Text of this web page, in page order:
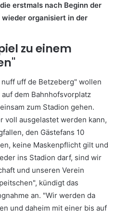
erstmals nach Beginn der
organisiert in der
zu einem
uff de Betzeberg" wollen
dem Bahnhofsvorplatz
zum Stadion gehen.
voll ausgelastet werden kann,
den Gästefans 10
keine Maskenpflicht gilt und
ins Stadion darf, sind wir
und unseren Verein
kündigt das
an. "Wir werden da
und daheim mit einer bis auf